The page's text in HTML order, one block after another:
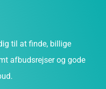
til at finde, billige
afbudsrejser og gode